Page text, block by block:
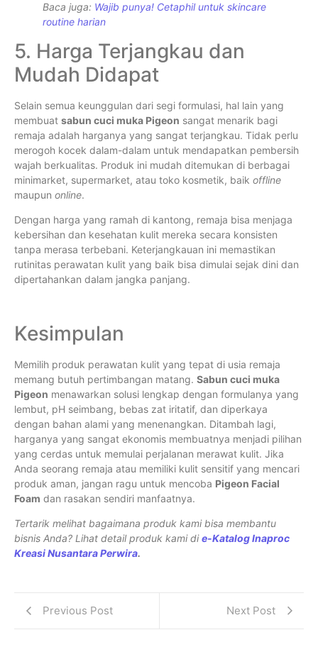
Baca juga: Wajib punya! Cetaphil untuk skincare
routine harian
5. Harga Terjangkau dan
Mudah Didapat
Selain semua keunggulan dari segi formulasi, hal lain yang
membuat sabun cuci muka Pigeon sangat menarik bagi
remaja adalah harganya yang sangat terjangkau. Tidak perlu
merogoh kocek dalam-dalam untuk mendapatkan pembersih
wajah berkualitas. Produk ini mudah ditemukan di berbagai
minimarket, supermarket, atau toko kosmetik, baik offline
maupun online.
Dengan harga yang ramah di kantong, remaja bisa menjaga
kebersihan dan kesehatan kulit mereka secara konsisten
tanpa merasa terbebani. Keterjangkauan ini memastikan
rutinitas perawatan kulit yang baik bisa dimulai sejak dini dan
dipertahankan dalam jangka panjang.
Kesimpulan
Memilih produk perawatan kulit yang tepat di usia remaja
memang butuh pertimbangan matang. Sabun cuci muka
Pigeon menawarkan solusi lengkap dengan formulanya yang
lembut, pH seimbang, bebas zat iritatif, dan diperkaya
dengan bahan alami yang menenangkan. Ditambah lagi,
harganya yang sangat ekonomis membuatnya menjadi pilihan
yang cerdas untuk memulai perjalanan merawat kulit. Jika
Anda seorang remaja atau memiliki kulit sensitif yang mencari
produk aman, jangan ragu untuk mencoba Pigeon Facial
Foam dan rasakan sendiri manfaatnya.
Tertarik melihat bagaimana produk kami bisa membantu
bisnis Anda? Lihat detail produk kami die-Katalog Inaproc
Kreasi Nusantara Perwira.
Previous Post Next Post